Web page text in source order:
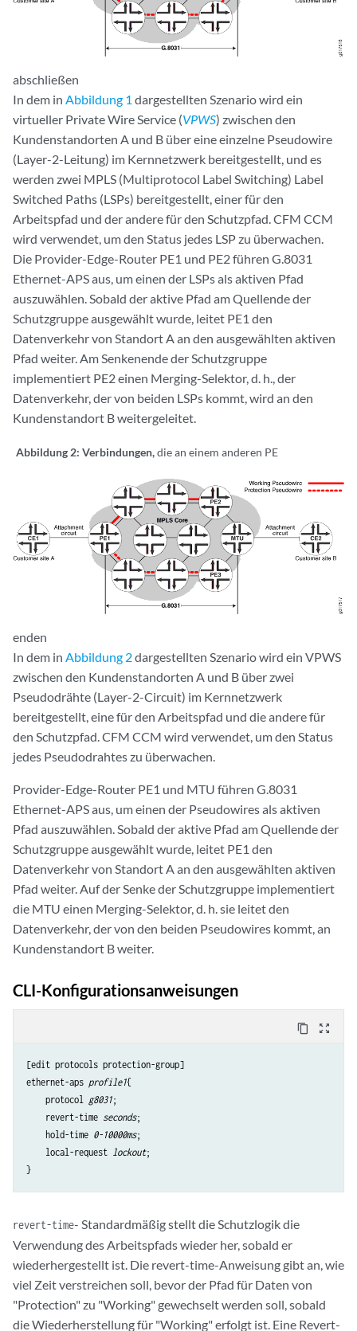
abschließen
In dem in Abbildung 1 dargestellten Szenario wird ein
virtueller Private Wire Service (VPWS) zwischen den
Kundenstandorten A und B über eine einzelne Pseudowire
(Layer-2-Leitung) im Kernnetzwerk bereitgestellt, und es
werden zwei MPLS (Multiprotocol Label Switching) Label
Switched Paths (LSPs) bereitgestellt, einer für den
Arbeitspfad und der andere für den Schutzpfad. CFM CCM
wird verwendet, um den Status jedes LSP zu überwachen.
Die Provider-Edge-Router PE1 und PE2 führen G.8031
Ethernet-APS aus, um einen der LSPs als aktiven Pfad
auszuwählen. Sobald der aktive Pfad am Quellende der
Schutzgruppe ausgewählt wurde, leitet PE1 den
Datenverkehr von Standort A an den ausgewählten aktiven
Pfad weiter. Am Senkenende der Schutzgruppe
implementiert PE2 einen Merging-Selektor, d. h., der
Datenverkehr, der von beiden LSPs kommt, wird an den
Kundenstandort B weitergeleitet.
Abbildung 2: Verbindungen,die an einem anderen PE
enden
In dem in Abbildung 2dargestellten Szenario wird ein VPWS
zwischen den Kundenstandorten A und B über zwei
Pseudodrähte (Layer-2-Circuit) im Kernnetzwerk
bereitgestellt, eine für den Arbeitspfad und die andere für
den Schutzpfad. CFM CCM wird verwendet, um den Status
jedes Pseudodrahtes zu überwachen.
Provider-Edge-Router PE1 und MTU führen G.8031
Ethernet-APS aus, um einen der Pseudowires als aktiven
Pfad auszuwählen. Sobald der aktive Pfad am Quellende der
Schutzgruppe ausgewählt wurde, leitet PE1 den
Datenverkehr von Standort A an den ausgewählten aktiven
Pfad weiter. Auf der Senke der Schutzgruppe implementiert
die MTU einen Merging-Selektor, d. h. sie leitet den
Datenverkehr, der von den beiden Pseudowires kommt, an
Kundenstandort B weiter.
CLI-Konfigurationsanweisungen
content_copy zoom_out_map
[edit protocols protection-group]
ethernet-aps profile1{
    protocol
g8031;
    revert-time
seconds;
    hold-time
0-10000ms;
    local-request
lockout;
revert-time- Standardmäßig stellt die Schutzlogik die
Verwendung des Arbeitspfads wieder her, sobald er
wiederhergestellt ist. Die revert-time-Anweisung gibt an, wie
viel Zeit verstreichen soll, bevor der Pfad für Daten von
"Protection" zu "Working" gewechselt werden soll, sobald
die Wiederherstellung für "Working" erfolgt ist. Eine Revert-